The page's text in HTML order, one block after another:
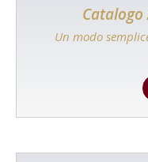
Un modo